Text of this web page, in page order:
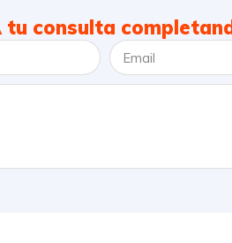
tu consulta